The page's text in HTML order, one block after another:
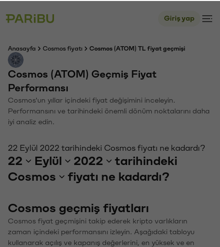
Giriş yap
Anasayfa Cosmos fiyatı Cosmos (ATOM) TL fiyat geçmişi
Cosmos (ATOM) Geçmiş Fiyat
Performansı
Cosmos'un yıllar içindeki fiyat değişimini inceleyin.
Performansını ve tarihindeki önemli dönüm noktalarını daha
iyi analiz edin.
22 Eylül 2022 tarihindeki Cosmos fiyatı ne kadardı?
22 Eylül 2022
tarihindeki
Cosmos
fiyatı ne kadardı?
Cosmos geçmiş fiyatları
Cosmos fiyat geçmişini takip ederek kripto varlıkların
zaman içindeki performansını izleyin. Aşağıdaki tabloyu
kullanarak açılış ve kapanış değerlerini, en yüksek ve en